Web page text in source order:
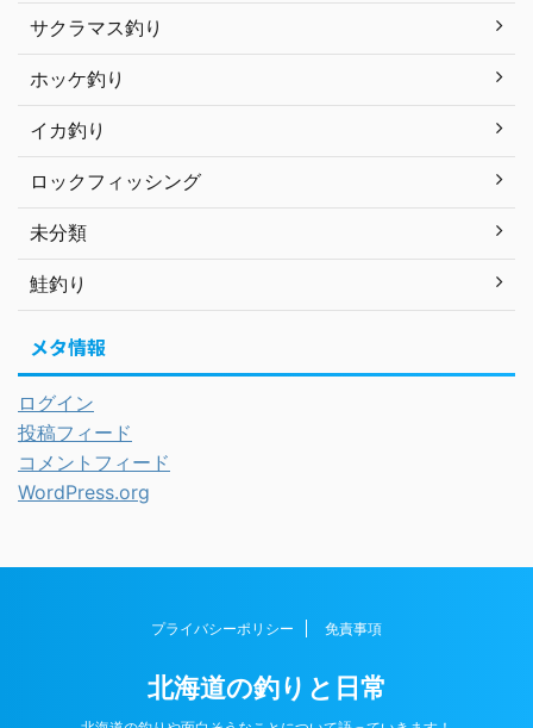
サクラマス釣り
ホッケ釣り
イカ釣り
ロックフィッシング
未分類
鮭釣り
メタ情報
ログイン
投稿フィード
コメントフィード
WordPress.org
プライバシーポリシー 免責事項
北海道の釣りと日常